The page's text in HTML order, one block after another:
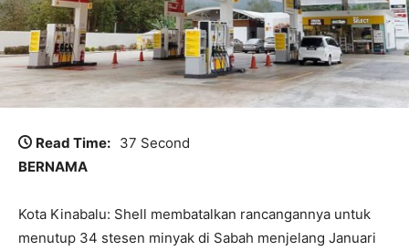
Read Time: 37 Second
BERNAMA
Kota Kinabalu: Shell membatalkan rancangannya untuk
menutup 34 stesen minyak di Sabah menjelang Januari